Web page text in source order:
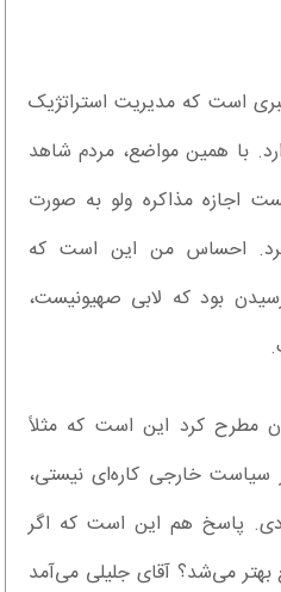
است که مدیریت استراتژیک
با همین مواضع، مردم شاهد
اجازه مذاکره ولو به صورت
احساس من این است که
بود که لابی صهیونیست،
مطرح کرد این است که مثلاً
سیاست خارجی کاره‌ای نیستی،
پاسخ هم این است که اگر
می‌شد؟ آقای جلیلی می‌آمد